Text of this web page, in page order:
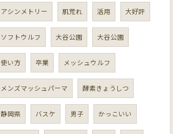
アシンメトリー 肌荒れ 活用 大好評
ソフトウルフ 大谷公園 大谷公園
使い方 卒業 メッシュウルフ
メンズマッシュパーマ 酵素きょうしつ
静岡県 バスケ 男子 かっこいい